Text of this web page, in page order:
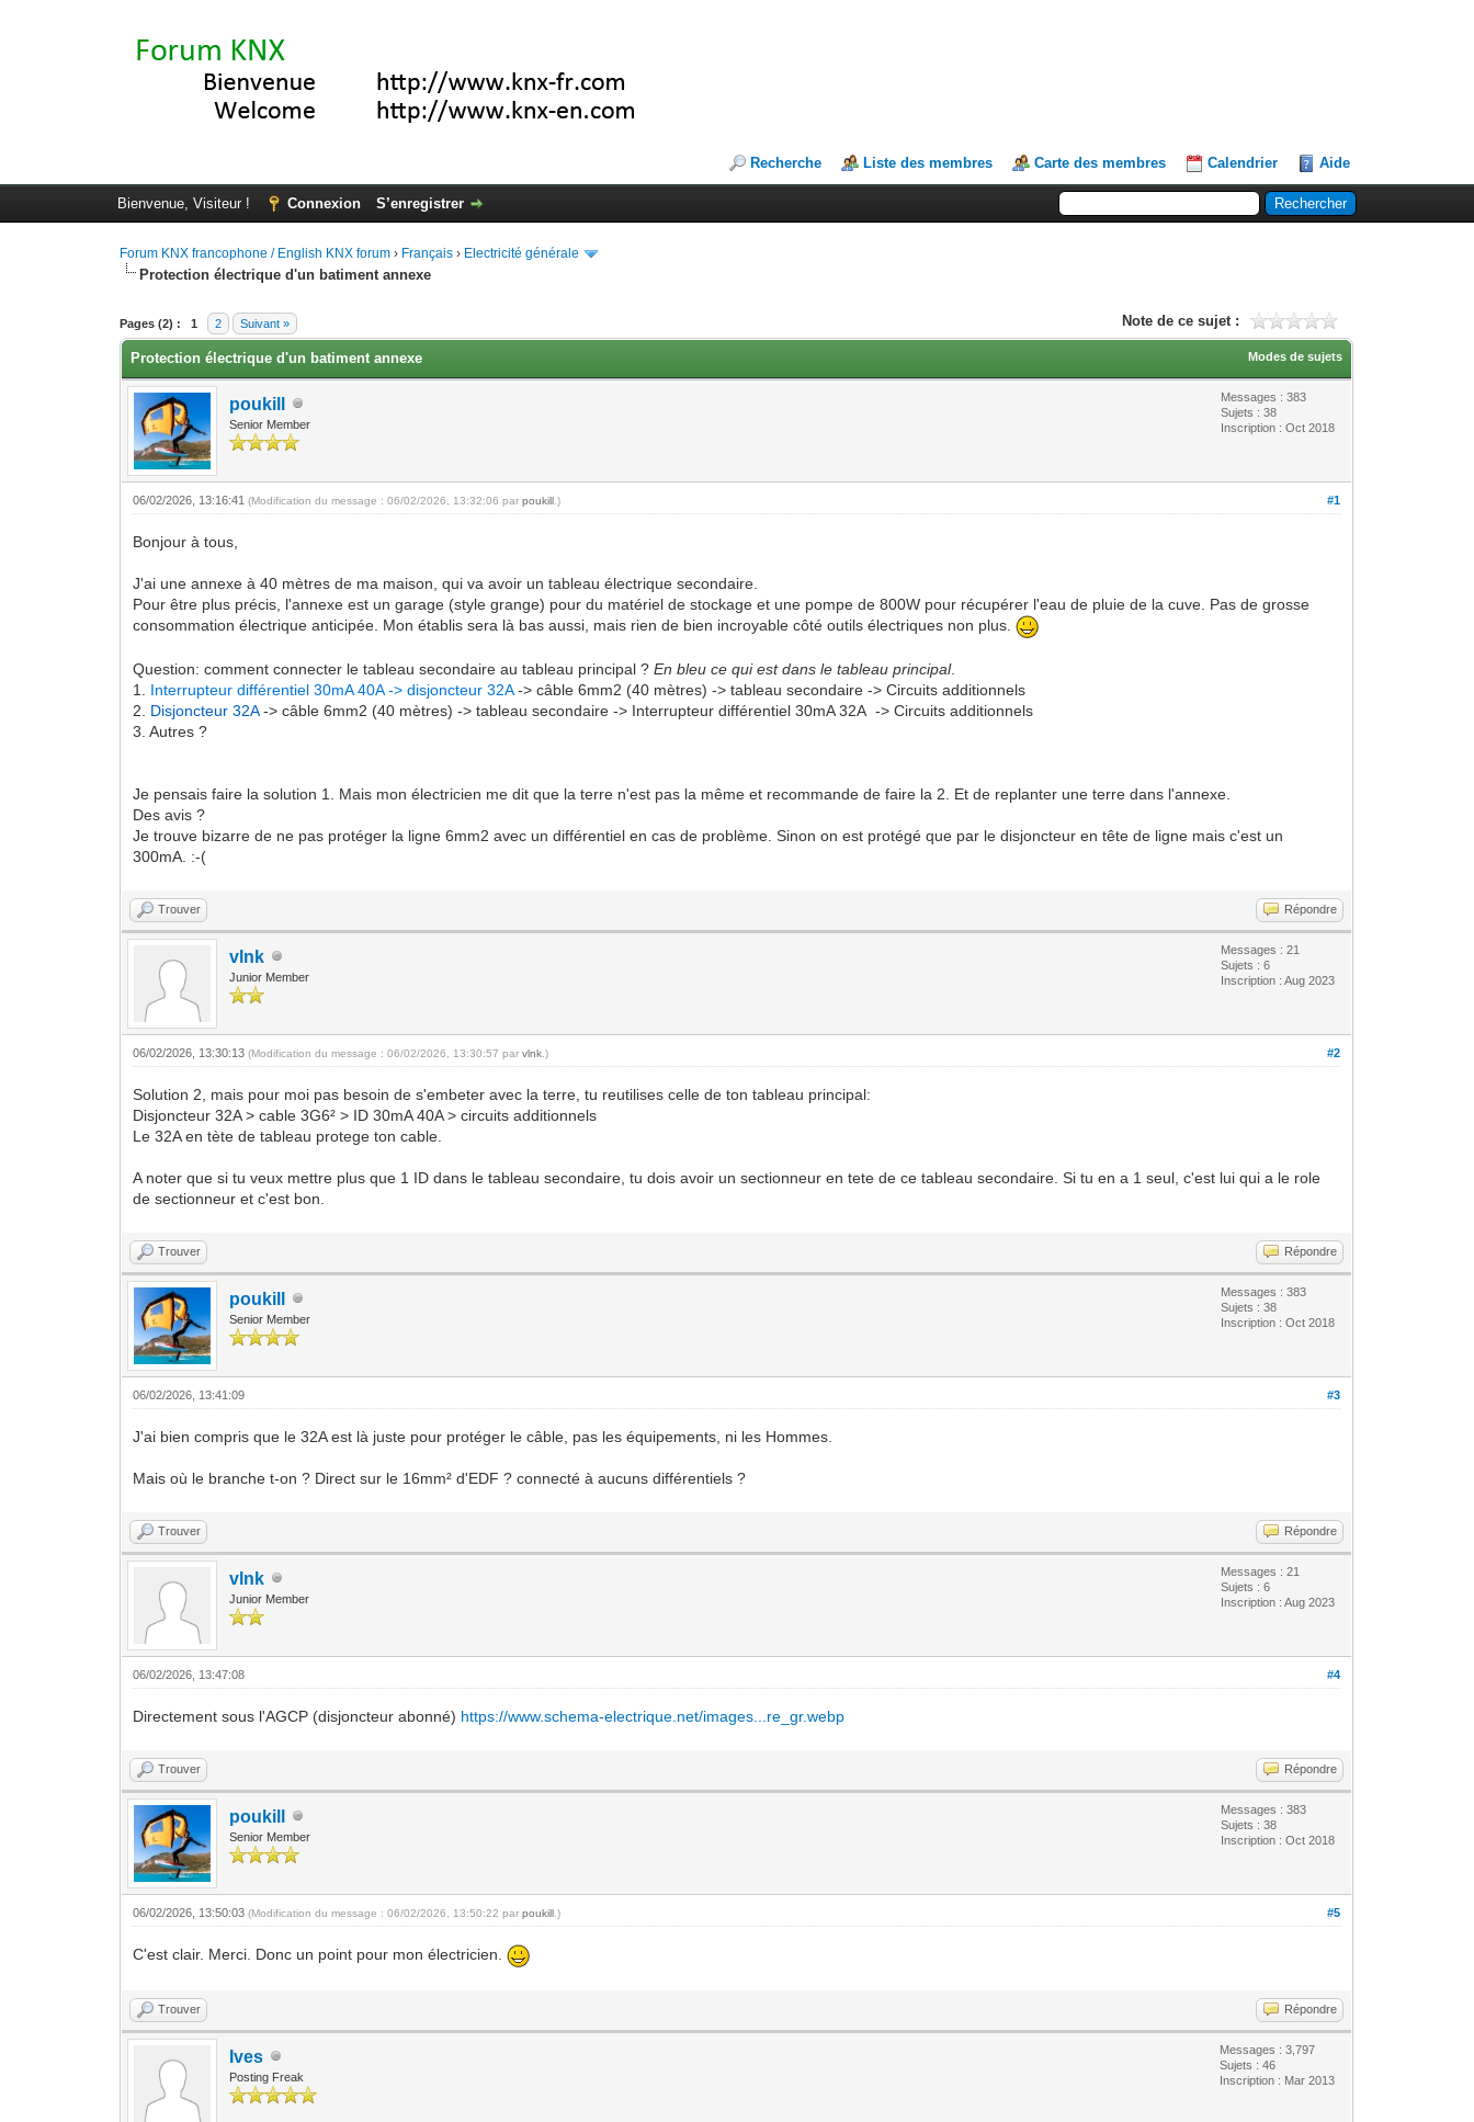
Recherche Liste des membres Carte des membres Calendrier Aide
Bienvenue, Visiteur ! Connexion S’enregistrer
Forum KNX francophone / English KNX forum › Français › Electricité générale
Protection électrique d'un batiment annexe
Pages (2) : 1 2 Suivant » Note de ce sujet :
Moyenne : 0 (0 vote(s))
1
2
3
4
5
Modes de sujets
Protection électrique d'un batiment annexe
poukill
Senior Member
Messages : 383
Sujets : 38
Inscription : Oct 2018
#1
06/02/2026, 13:16:41(Modification du message : 06/02/2026, 13:32:06 parpoukill .)
Bonjour à tous,
J'ai une annexe à 40 mètres de ma maison, qui va avoir un tableau électrique secondaire.
Pour être plus précis, l'annexe est un garage (style grange) pour du matériel de stockage et une pompe de 800W pour récupérer l'eau de pluie de la cuve. Pas de grosse
consommation électrique anticipée. Mon établis sera là bas aussi, mais rien de bien incroyable côté outils électriques non plus.
Question: comment connecter le tableau secondaire au tableau principal ?En bleu ce qui est dans le tableau principal.
1. Interrupteur différentiel 30mA 40A -> disjoncteur 32A-> câble 6mm2 (40 mètres) -> tableau secondaire -> Circuits additionnels
2. Disjoncteur 32A-> câble 6mm2 (40 mètres) -> tableau secondaire -> Interrupteur différentiel 30mA 32A -> Circuits additionnels
3. Autres ?
Je pensais faire la solution 1. Mais mon électricien me dit que la terre n'est pas la même et recommande de faire la 2. Et de replanter une terre dans l'annexe.
Des avis ?
Je trouve bizarre de ne pas protéger la ligne 6mm2 avec un différentiel en cas de problème. Sinon on est protégé que par le disjoncteur en tête de ligne mais c'est un
300mA. :-(
Trouver Répondre
vlnk
Junior Member
Messages : 21
Sujets : 6
Inscription : Aug 2023
#2
06/02/2026, 13:30:13(Modification du message : 06/02/2026, 13:30:57 parvlnk .)
Solution 2, mais pour moi pas besoin de s'embeter avec la terre, tu reutilises celle de ton tableau principal:
Disjoncteur 32A > cable 3G6² > ID 30mA 40A > circuits additionnels
Le 32A en tète de tableau protege ton cable.
A noter que si tu veux mettre plus que 1 ID dans le tableau secondaire, tu dois avoir un sectionneur en tete de ce tableau secondaire. Si tu en a 1 seul, c'est lui qui a le role
de sectionneur et c'est bon.
Trouver Répondre
poukill
Senior Member
Messages : 383
Sujets : 38
Inscription : Oct 2018
#3
06/02/2026, 13:41:09
J'ai bien compris que le 32A est là juste pour protéger le câble, pas les équipements, ni les Hommes.
Mais où le branche t-on ? Direct sur le 16mm² d'EDF ? connecté à aucuns différentiels ?
Trouver Répondre
vlnk
Junior Member
Messages : 21
Sujets : 6
Inscription : Aug 2023
#4
06/02/2026, 13:47:08
Directement sous l'AGCP (disjoncteur abonné) https://www.schema-electrique.net/images...re_gr.webp
Trouver Répondre
poukill
Senior Member
Messages : 383
Sujets : 38
Inscription : Oct 2018
#5
06/02/2026, 13:50:03(Modification du message : 06/02/2026, 13:50:22 parpoukill .)
C'est clair. Merci. Donc un point pour mon électricien.
Trouver Répondre
Ives
Posting Freak
Messages : 3,797
Sujets : 46
Inscription : Mar 2013